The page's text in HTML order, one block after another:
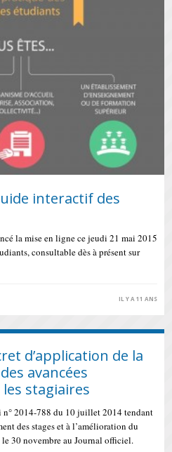
interactif des
la mise en ligne ce jeudi 21 mai 2015
consultable dès à présent sur
IL Y A 11 ANS
d’application de la
avancées
stagiaires
2014-788 du 10 juillet 2014 tendant
des stages et à l’amélioration du
30 novembre au Journal officiel.